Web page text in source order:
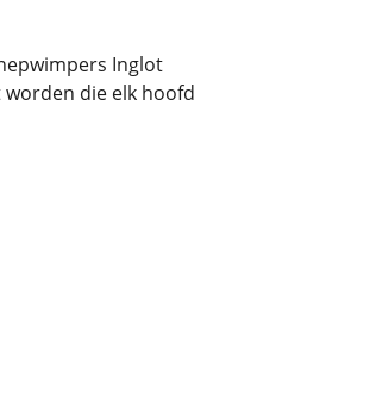
Inglot
worden die elk hoofd